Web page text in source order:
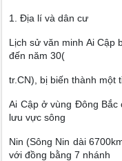
1. Địa lí và dân cư
Lịch sử văn minh Ai Cập
đến năm 30(
tr.CN), bị biến thành một
Ai Cập ở vùng Đông Bắc
lưu vực sông
Nin (Sông Nin dài
với đồng bằng 7 nhánh